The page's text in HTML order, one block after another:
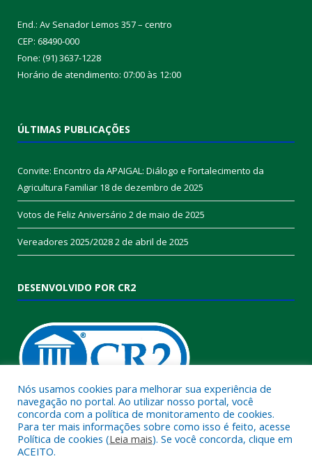
End.: Av Senador Lemos 357 – centro
CEP: 68490-000
Fone: (91) 3637-1228
Horário de atendimento: 07:00 às 12:00
ÚLTIMAS PUBLICAÇÕES
Convite: Encontro da APAIGAL: Diálogo e Fortalecimento da
Agricultura Familiar 18 de dezembro de 2025
Votos de Feliz Aniversário 2 de maio de 2025
Vereadores 2025/20282 de abril de 2025
DESENVOLVIDO POR CR2
Muito mais quecriar siteousistema para prefeituras!
Realizamos umaassessoriacompleta, onde garantimos em
contrato que todas as exigências das
Nós usamos cookies para melhorar sua experiência de
navegação no portal. Ao utilizar nosso portal, você
concorda com a política de monitoramento de cookies.
Para ter mais informações sobre como isso é feito, acesse
Política de cookies (Leia mais). Se você concorda, clique em
ACEITO.